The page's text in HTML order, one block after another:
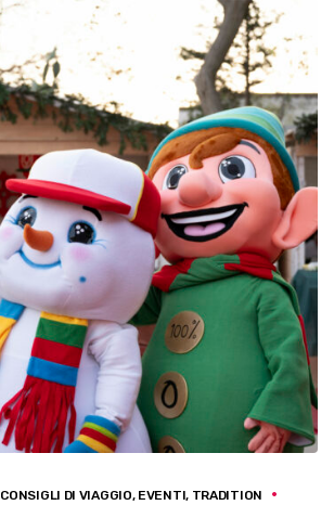
CONSIGLI DI VIAGGIO, EVENTI, TRADITION